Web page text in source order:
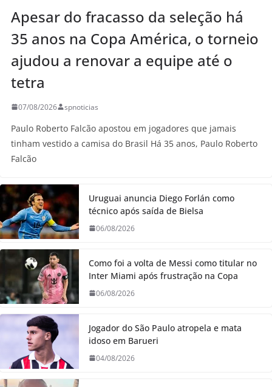
Apesar do fracasso da seleção há
35 anos na Copa América, o torneio
ajudou a renovar a equipe até o
tetra
07/08/2026 spnoticias
Paulo Roberto Falcão apostou em jogadores que jamais
tinham vestido a camisa do Brasil Há 35 anos, Paulo Roberto
Falcão
Uruguai anuncia Diego Forlán como
técnico após saída de Bielsa
06/08/2026
Como foi a volta de Messi como titular no
Inter Miami após frustração na Copa
06/08/2026
Jogador do São Paulo atropela e mata
idoso em Barueri
04/08/2026